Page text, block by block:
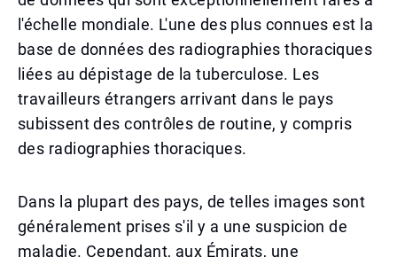
l'échelle mondiale. L'une des plus connues est la
base de données des radiographies thoraciques
liées au dépistage de la tuberculose. Les
travailleurs étrangers arrivant dans le pays
subissent des contrôles de routine, y compris
des radiographies thoraciques.
Dans la plupart des pays, de telles images sont
généralement prises s'il y a une suspicion de
maladie. Cependant, aux Émirats, une